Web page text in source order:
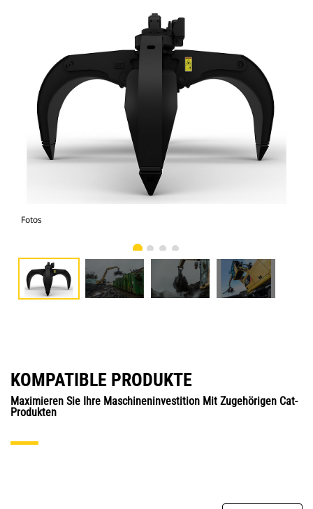
Fotos
KOMPATIBLE PRODUKTE
Maximieren Sie Ihre Maschineninvestition Mit Zugehörigen Cat-
Produkten